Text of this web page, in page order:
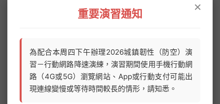
轉知國立臺灣師範大學中國工業職業教育學會(以下簡稱中
工會)「115年度 傑出人員金鐸獎及研究生暨大學生論文
獎」遴選事宜
115年南港高中_暑期_行事曆
×
重要演習通知
為配合本周四下午辦理2026城鎮韌性（防空）演
習－行動網路降速演練，演習期間使用手機行動網
路（4G或5G）瀏覽網站、App或行動支付可能出
現連線變慢或等待時間較長的情形，請知悉。